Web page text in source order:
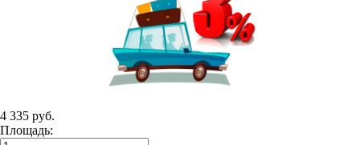
4 335 руб.
Площадь: